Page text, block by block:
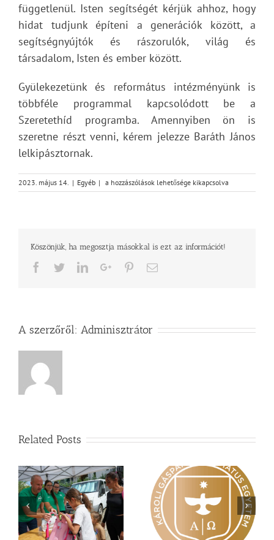
függetlenül. Isten segítségét kérjük ahhoz, hogy
hidat tudjunk építeni a generációk között, a
segítségnyújtók és rászorulók, világ és
társadalom, Isten és ember között.
Gyülekezetünk és református intézményünk is
többféle programmal kapcsolódott be a
Szeretethíd programba. Amennyiben ön is
szeretne részt venni, kérem jelezze Baráth János
lelkipásztornak.
2023. május 14. | Egyéb | Szeretethíd
2023.
a hozzászólások lehetősége kikapcsolva
Köszönjük, ha megosztja másokkal is ezt az információt!
Facebook
TwitterLinkedInGoogle+PinterestEmail
A szerzőről: Adminisztrátor
Related Posts
Nagy érdeklődés övezi
a Károli képzéseit
Vasárnapi üzenet –
Zsoltárok 149